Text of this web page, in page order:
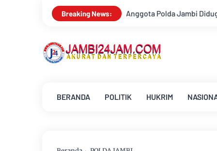
Breaking News:
Anggota Polda Jambi Diduga Tipu Calon Bintara dengan Janji
BERANDA POLITIK HUKRIM